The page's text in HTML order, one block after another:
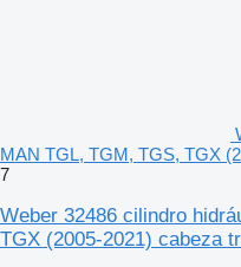
MAN TGL, TGM, TGS, TGX
7
Weber 32486 cilindro
TGX (2005-2021) cabeza